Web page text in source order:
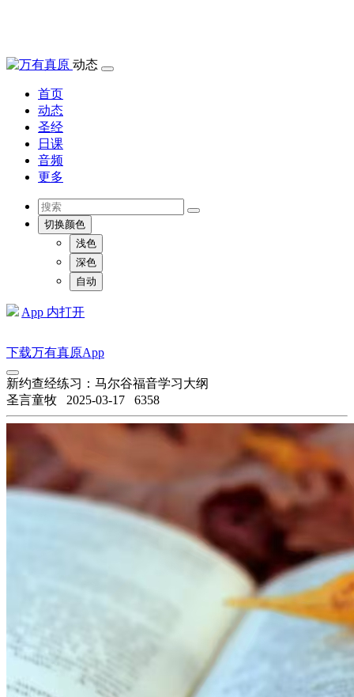
动态
首页
动态
圣经
日课
音频
更多
切换颜色
浅色
深色
自动
App 内打开
下载万有真原App
新约查经练习：马尔谷福音学习大纲
圣言童牧 2025-03-17 6358